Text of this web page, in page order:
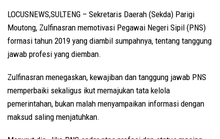
LOCUSNEWS,SULTENG – Sekretaris Daerah (Sekda) Parigi
Moutong, Zulfinasran memotivasi Pegawai Negeri Sipil (PNS)
formasi tahun 2019 yang diambil sumpahnya, tentang tanggung
jawab profesi yang diemban.
Zulfinasran menegaskan, kewajiban dan tanggung jawab PNS
memperbaiki sekaligus ikut memajukan tata kelola
pemerintahan, bukan malah menyampaikan informasi dengan
maksud saling menjatuhkan.